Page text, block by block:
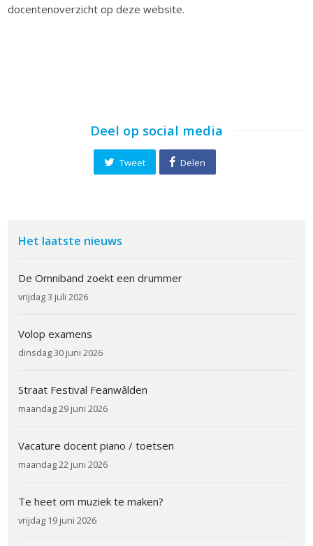
docentenoverzicht op deze website.
Deel op social media
Tweet Delen
Het laatste nieuws
De Omniband zoekt een drummer
vrijdag 3 juli 2026
Volop examens
dinsdag 30 juni 2026
Straat Festival Feanwâlden
maandag 29 juni 2026
Vacature docent piano / toetsen
maandag 22 juni 2026
Te heet om muziek te maken?
vrijdag 19 juni 2026